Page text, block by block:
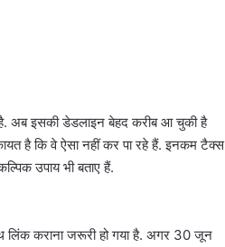
है. अब इसकी डेडलाइन बेहद करीब आ चुकी है
है कि वे ऐसा नहीं कर पा रहे हैं. इनकम टैक्स
उपाय भी बताए हैं.
कराना जरूरी हो गया है. अगर 30 जून